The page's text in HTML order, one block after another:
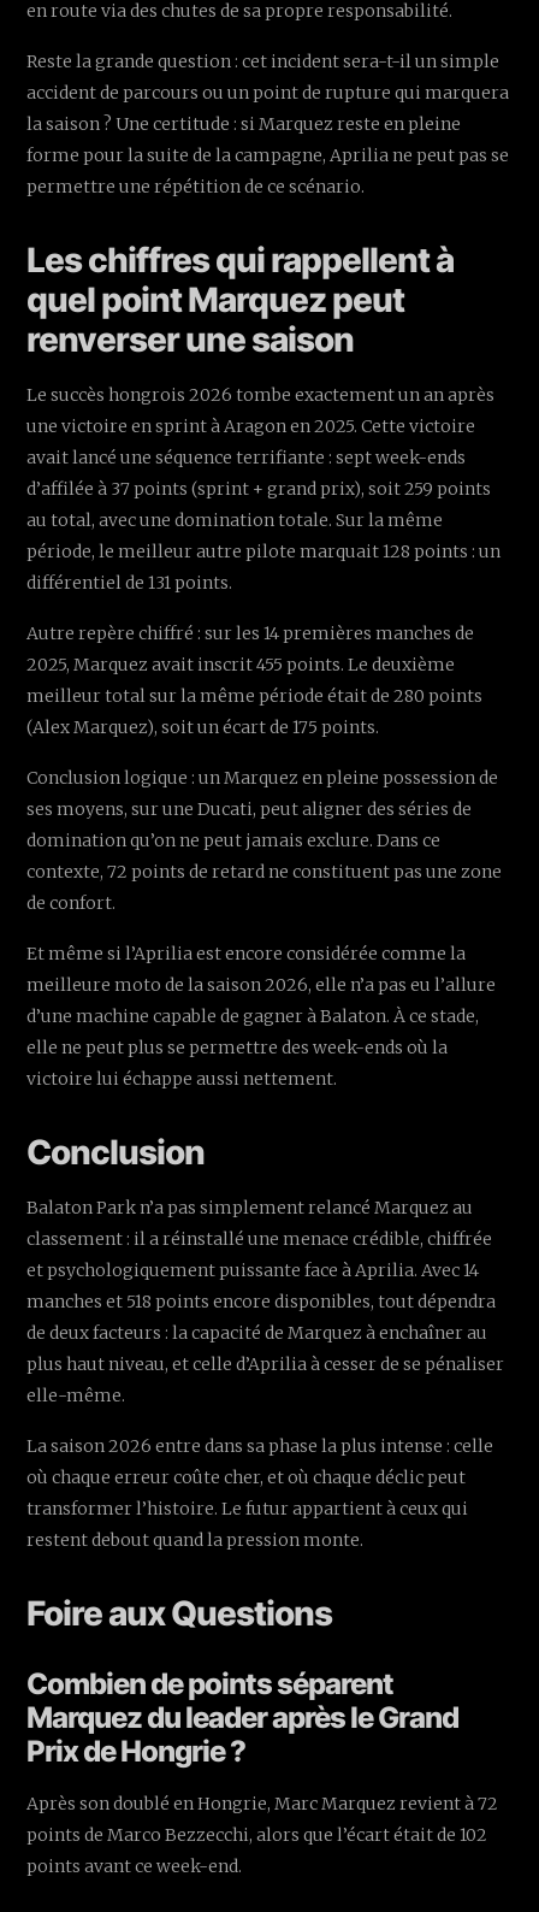
en route via des chutes de sa propre responsabilité.
Reste la grande question : cet incident sera-t-il un simple
accident de parcours ou un point de rupture qui marquera
la saison ? Une certitude : si Marquez reste en pleine
forme pour la suite de la campagne, Aprilia ne peut pas se
permettre une répétition de ce scénario.
Les chiffres qui rappellent à
quel point Marquez peut
renverser une saison
Le succès hongrois 2026 tombe exactement un an après
une victoire en sprint à Aragon en 2025. Cette victoire
avait lancé une séquence terrifiante : sept week-ends
d’affilée à 37 points (sprint + grand prix), soit 259 points
au total, avec une domination totale. Sur la même
période, le meilleur autre pilote marquait 128 points : un
différentiel de 131 points.
Autre repère chiffré : sur les 14 premières manches de
2025, Marquez avait inscrit 455 points. Le deuxième
meilleur total sur la même période était de 280 points
(Alex Marquez), soit un écart de 175 points.
Conclusion logique : un Marquez en pleine possession de
ses moyens, sur une Ducati, peut aligner des séries de
domination qu’on ne peut jamais exclure. Dans ce
contexte, 72 points de retard ne constituent pas une zone
de confort.
Et même si l’Aprilia est encore considérée comme la
meilleure moto de la saison 2026, elle n’a pas eu l’allure
d’une machine capable de gagner à Balaton. À ce stade,
elle ne peut plus se permettre des week-ends où la
victoire lui échappe aussi nettement.
Conclusion
Balaton Park n’a pas simplement relancé Marquez au
classement : il a réinstallé une menace crédible, chiffrée
et psychologiquement puissante face à Aprilia. Avec 14
manches et 518 points encore disponibles, tout dépendra
de deux facteurs : la capacité de Marquez à enchaîner au
plus haut niveau, et celle d’Aprilia à cesser de se pénaliser
elle-même.
La saison 2026 entre dans sa phase la plus intense : celle
où chaque erreur coûte cher, et où chaque déclic peut
transformer l’histoire. Le futur appartient à ceux qui
restent debout quand la pression monte.
Foire aux Questions
Combien de points séparent
Marquez du leader après le Grand
Prix de Hongrie ?
Après son doublé en Hongrie, Marc Marquez revient à 72
points de Marco Bezzecchi, alors que l’écart était de 102
points avant ce week-end.